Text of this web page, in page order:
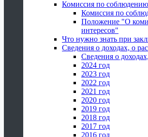
Комиссия по
Комиссия по
Положение "О
интересов"
Что нужно знать при
Сведения о доходах, о
Сведения о
2024 год
2023 год
2022 год
2021 год
2020 год
2019 год
2018 год
2017 год
2016 год